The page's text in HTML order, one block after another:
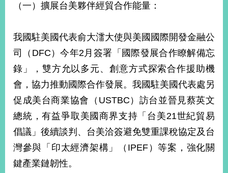
信
箱
專
頁
LINEInstagram
X平台
(原推特)
APPYouTube
RSS
政
府
網
站
資
料
開
（一）擴展台美夥伴經貿合作能量：
我國駐美國代表俞大㵢大使與美國國際開發金融公
司（DFC）今年2月簽署「國際發展合作瞭解備忘
錄」，雙方允以多元、創意方式探索合作援助機
會，協力推動國際合作發展。我國駐美國代表處另
促成美台商業協會（USTBC）訪台並晉見蔡英文
總統，有益爭取美國商界支持「台美21世紀貿易
倡議」後續談判、台美洽簽避免雙重課稅協定及台
灣參與「印太經濟架構」（IPEF）等案，強化關
鍵產業鏈韌性。